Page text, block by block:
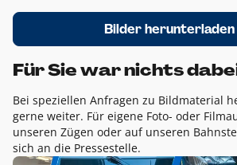
Bilder herunterladen
Für Sie war nichts
Bei speziellen Anfragen zu Bildmaterial
gerne weiter. Für eigene Foto- oder
unseren Zügen oder auf unseren
sich an die Pressestelle.